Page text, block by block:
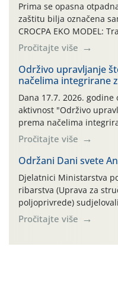
Prima se opasna
zaštitu bilja označena
CROCPA EKO MODEL:
ambalaža drugih
bilja (npr. ambalaža od
prihvaća. Korisnicima
prazne ambalaže
AGRONOM, ALBAUGH
Pročitajte više
Održivo upravljanje
načelima integrirane
Dana 17.7. 2026.
aktivnost "Održivo
prema načelima
na pokusnom polju
parcela ID 2445031)
Pročitajte više
Održani Dani svete
Djelatnici Ministarstva
ribarstva (Uprava za
poljoprivrede)
forumu, održanom
tradicije u
Pročitajte više